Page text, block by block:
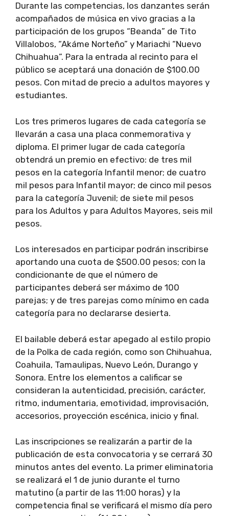
Durante las competencias, los danzantes serán
acompañados de música en vivo gracias a la
participación de los grupos “Beanda” de Tito
Villalobos, “Akáme Norteño” y Mariachi “Nuevo
Chihuahua”. Para la entrada al recinto para el
público se aceptará una donación de $100.00
pesos. Con mitad de precio a adultos mayores y
estudiantes.
Los tres primeros lugares de cada categoría se
llevarán a casa una placa conmemorativa y
diploma. El primer lugar de cada categoría
obtendrá un premio en efectivo: de tres mil
pesos en la categoría Infantil menor; de cuatro
mil pesos para Infantil mayor; de cinco mil pesos
para la categoría Juvenil; de siete mil pesos
para los Adultos y para Adultos Mayores, seis mil
pesos.
Los interesados en participar podrán inscribirse
aportando una cuota de $500.00 pesos; con la
condicionante de que el número de
participantes deberá ser máximo de 100
parejas; y de tres parejas como mínimo en cada
categoría para no declararse desierta.
El bailable deberá estar apegado al estilo propio
de la Polka de cada región, como son Chihuahua,
Coahuila, Tamaulipas, Nuevo León, Durango y
Sonora. Entre los elementos a calificar se
consideran la autenticidad, precisión, carácter,
ritmo, indumentaria, emotividad, improvisación,
accesorios, proyección escénica, inicio y final.
Las inscripciones se realizarán a partir de la
publicación de esta convocatoria y se cerrará 30
minutos antes del evento. La primer eliminatoria
se realizará el 1 de junio durante el turno
matutino (a partir de las 11:00 horas) y la
competencia final se verificará el mismo día pero